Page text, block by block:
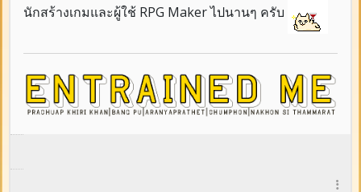
นักสร้างเกมและผู้ใช้ RPG Maker ไปนานๆ ครับ